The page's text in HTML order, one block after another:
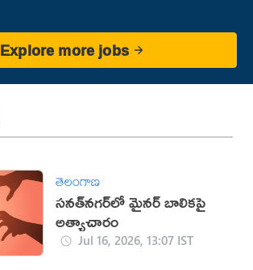
Explore more jobs
తెలంగాణ
సనత్‌నగర్‌లో మైనర్‌ బాలికపై
అత్యాచారం
Jul 16, 2026, 13:07 IST